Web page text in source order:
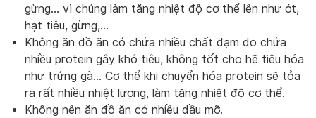
gừng… vì chúng làm tăng nhiệt độ cơ thể lên như ớt,
hạt tiêu, gừng,…
Không ăn đồ ăn có chứa nhiều chất đạm do chứa
nhiều protein gây khó tiêu, không tốt cho hệ tiêu hóa
như trứng gà… Cơ thể khi chuyển hóa protein sẽ tỏa
ra rất nhiều nhiệt lượng, làm tăng nhiệt độ cơ thể.
Không nên ăn đồ ăn có nhiều dầu mỡ.